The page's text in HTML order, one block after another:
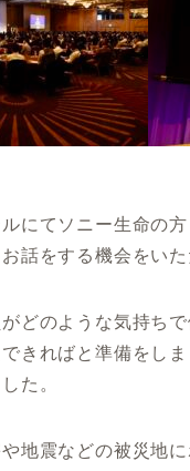
にてソニー生命の方
話をする機会をいた
どのような気持ち
きればと準備をし
た。
地震などの被災地